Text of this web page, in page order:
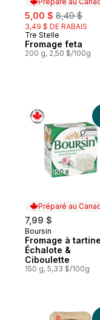
sale:
5,00 $ , formerly:
8,49 $
3,49 $ DE RABAIS
Préparé au
Tre Stelle
Fromage feta
200 g, 2,50 $/100g
Préparé au
7,99 $
Préparé au
Boursin
Fromage à
Échalote &
Ciboulette
150 g, 5,33 $/100g